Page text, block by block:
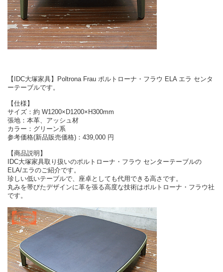
【IDC大塚家具】Poltrona Frau ポルトローナ・フラウ ELA エラ センタ
ーテーブルです。
【仕様】
サイズ：約 W1200×D1200×H300mm
張地：本革、アッシュ材
カラー：グリーン系
参考価格(新品販売価格)：439,000 円
【商品説明】
IDC大塚家具取り扱いのポルトローナ・フラウ センターテーブルの
ELA/エラのご紹介です。
珍しい低いテーブルで、座卓としても代用できる高さです。
丸みを帯びたデザインに革を張る高度な技術はポルトローナ・フラウ社
です。